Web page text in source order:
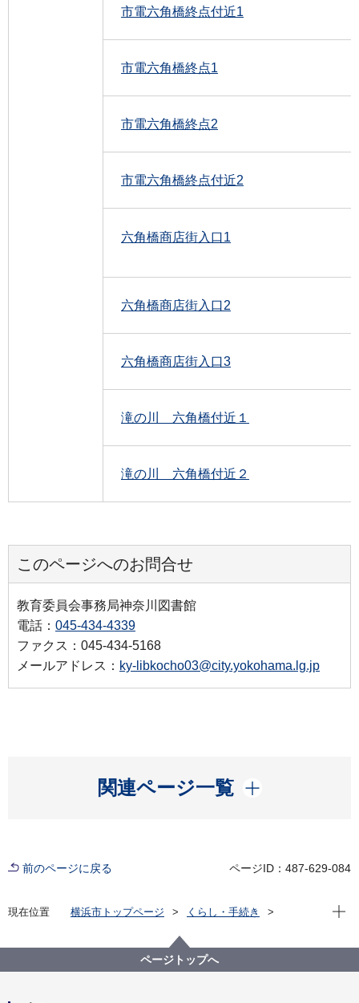
市電六角橋終点付近1
市電六角橋終点1
市電六角橋終点2
市電六角橋終点付近2
六角橋商店街入口1
六角橋商店街入口2
六角橋商店街入口3
滝の川 六角橋付近１
滝の川 六角橋付近２
このページへのお問合せ
教育委員会事務局神奈川図書館
電話： 045-434-4339
ファクス：045-434-5168
メールアドレス： ky-libkocho03@city.yokohama.lg.jp
関連ページ一覧
開く
前のページに戻る ページID：487-629-084
現在位置 横浜市トップページ
くらし・手続き
神奈川区デジタルライブラリー
神奈川区地域写真アルバム
現在
ページトップへ